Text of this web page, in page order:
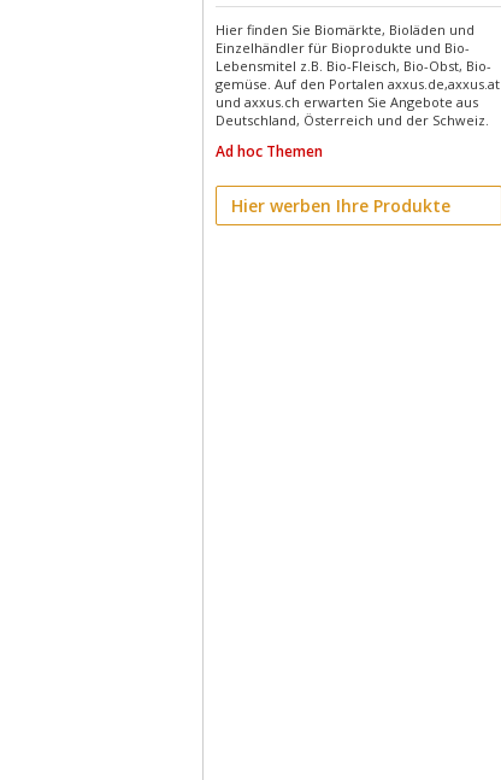
Hier finden Sie Biomärkte, Bioläden und
Einzelhändler für Bioprodukte und Bio-
Lebensmitel z.B. Bio-Fleisch, Bio-Obst, Bio-
gemüse. Auf den Portalen axxus.de,axxus.at
und axxus.ch erwarten Sie Angebote aus
Deutschland, Österreich und der Schweiz.
Ad hoc Themen
Hier werben Ihre Produkte